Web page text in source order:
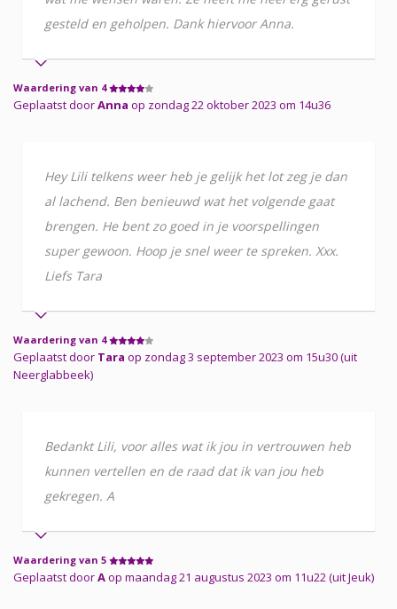
gesteld en geholpen. Dank hiervoor Anna.
Waardering van 4
Geplaatst doorAnna op zondag 22 oktober 2023 om 14u36
Hey Lili telkens weer heb je gelijk het lot zeg je dan
al lachend. Ben benieuwd wat het volgende gaat
brengen. He bent zo goed in je voorspellingen
super gewoon. Hoop je snel weer te spreken. Xxx.
Liefs Tara
Waardering van 4
Geplaatst door Tara op zondag 3 september 2023 om 15u30 (uit
Neerglabbeek)
Bedankt Lili, voor alles wat ik jou in vertrouwen heb
kunnen vertellen en de raad dat ik van jou heb
gekregen. A
Waardering van 5
Geplaatst doorAop maandag 21 augustus 2023 om 11u22 (uit Jeuk)